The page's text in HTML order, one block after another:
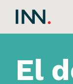
El